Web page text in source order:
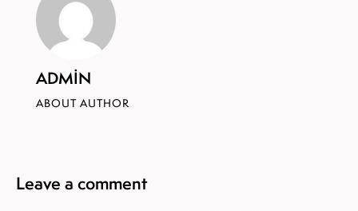
ADMIN
ABOUT AUTHOR
Leave a comment